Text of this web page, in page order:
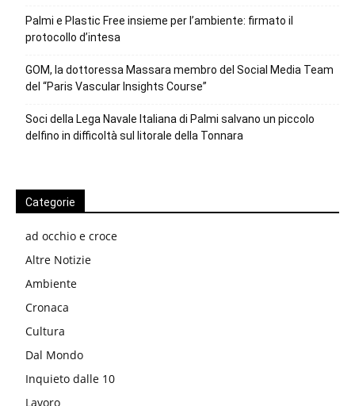
Palmi e Plastic Free insieme per l’ambiente: firmato il
protocollo d’intesa
GOM, la dottoressa Massara membro del Social Media Team
del “Paris Vascular Insights Course”
Soci della Lega Navale Italiana di Palmi salvano un piccolo
delfino in difficoltà sul litorale della Tonnara
Categorie
ad occhio e croce
Altre Notizie
Ambiente
Cronaca
Cultura
Dal Mondo
Inquieto dalle 10
Lavoro